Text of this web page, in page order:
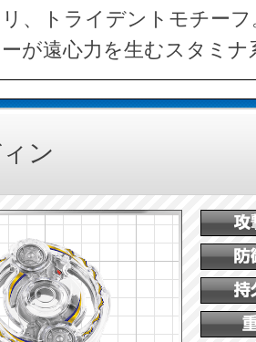
、トライデントモチー
が遠心力を生むスタミナ
ン